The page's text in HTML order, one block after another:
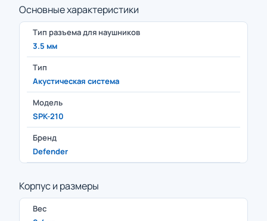
Основные характеристики
Тип разъема для наушников
3.5 мм
Тип
Акустическая система
Модель
SPK-210
Бренд
Defender
Корпус и размеры
Вес